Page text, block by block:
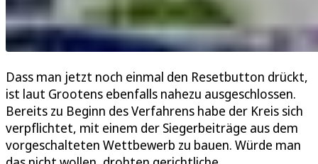
Dass man jetzt noch einmal den Resetbutton drückt,
ist laut Grootens ebenfalls nahezu ausgeschlossen.
Bereits zu Beginn des Verfahrens habe der Kreis sich
verpflichtet, mit einem der Siegerbeiträge aus dem
vorgeschalteten Wettbewerb zu bauen. Würde man